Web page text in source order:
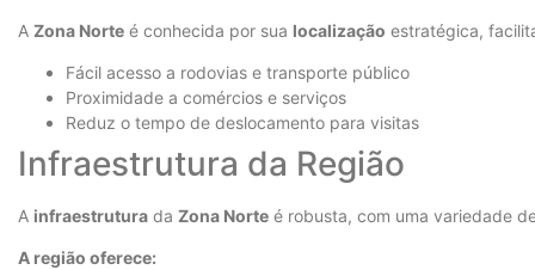
A Zona Norte é conhecida por sua localização estratégica,
Fácil acesso a rodovias e transporte público
Proximidade a comércios e serviços
Reduz o tempo de deslocamento para visitas
Infraestrutura da Região
A infraestrutura da Zona Norte é robusta, com uma variedade
A região oferece: